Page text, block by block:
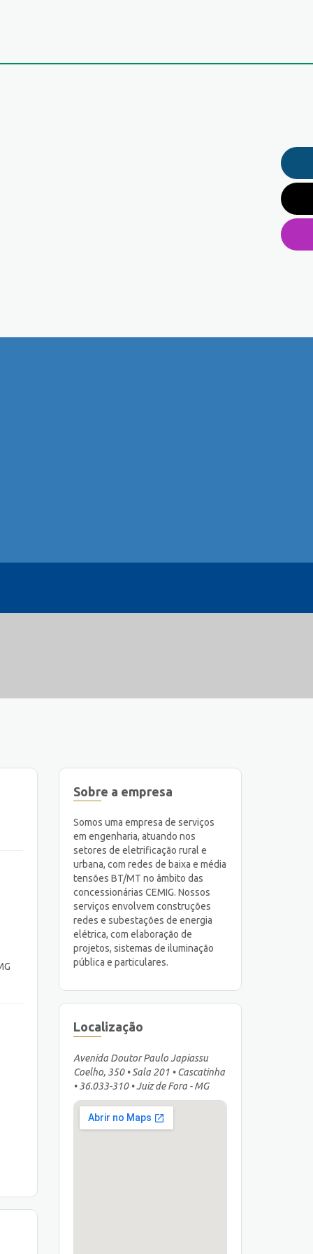
Sobre a empresa
Somos uma empresa de serviços
em engenharia, atuando nos
setores de eletrificação rural e
urbana, com redes de baixa e média
tensões BT/MT no âmbito das
concessionárias CEMIG. Nossos
serviços envolvem construções
redes e subestações de energia
elétrica, com elaboração de
projetos, sistemas de iluminação
pública e particulares.
Localização
Avenida Doutor Paulo Japiassu
Coelho, 350 • Sala 201 • Cascatinha
• 36.033-310 • Juiz de Fora - MG